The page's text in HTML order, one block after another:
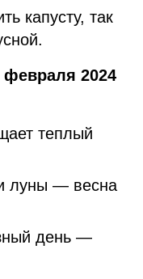
капусту, так
2024
теплый
луны — весна
день —